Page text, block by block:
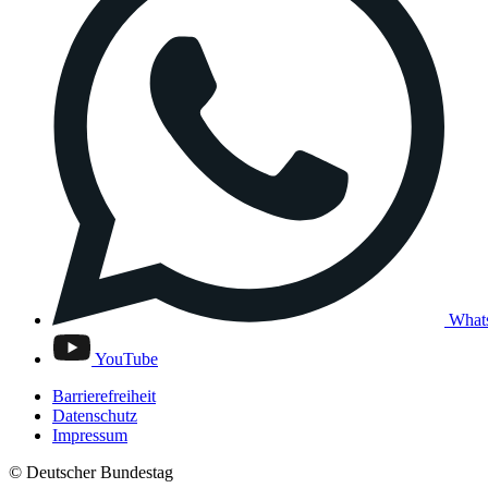
YouTube
Barrierefreiheit
Datenschutz
Impressum
© Deutscher Bundestag